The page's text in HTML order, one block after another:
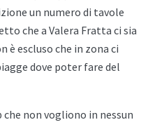
un numero di tavole
che a Valera Fratta ci sia
è escluso che in zona ci
dove poter fare del
non vogliono in nessun